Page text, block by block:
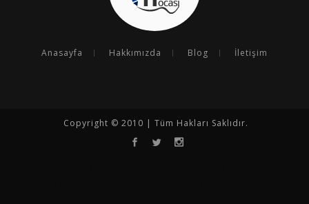
Anasayfa Hakkımızda Blog İletişim
Copyright © 2010 | Tüm Hakları Saklıdır.